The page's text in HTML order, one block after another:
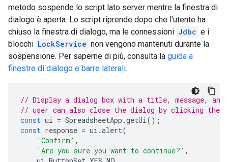
metodo sospende lo script lato server mentre la finestra di
dialogo è aperta. Lo script riprende dopo che l'utente ha
chiuso la finestra di dialogo, ma le connessioni Jdbc e i
blocchi LockService non vengono mantenuti durante la
sospensione. Per saperne di più, consulta la guida a
finestre di dialogo e barre laterali.
// Display a dialog box with a title, message, and
// user can also close the dialog by clicking
const ui = SpreadsheetApp .getUi();
const response = ui .alert(
'Confirm' ,
'Are you sure you want to continue?' ,